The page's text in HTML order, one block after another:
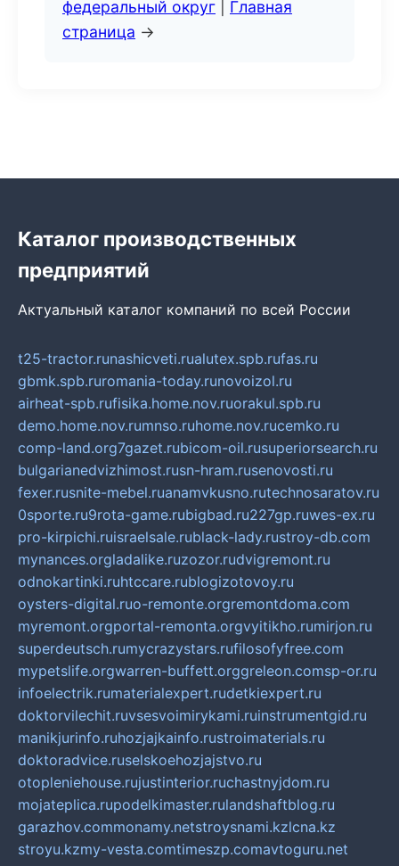
федеральный округ
Главная
страница →
Каталог производственных
предприятий
Актуальный каталог компаний по всей России
t25-tractor.runashicveti.rualutex.spb.rufas.ru
gbmk.spb.ruromania-today.runovoizol.ru
airheat-spb.rufisika.home.nov.ruorakul.spb.ru
demo.home.nov.rumnso.ruhome.nov.rucemko.ru
comp-land.org7gazet.rubicom-oil.rusuperiorsearch.ru
bulgarianedvizhimost.rusn-hram.rusenovosti.ru
fexer.rusnite-mebel.ruanamvkusno.rutechnosaratov.ru
0sporte.ru9rota-game.rubigbad.ru227gp.ruwes-ex.ru
pro-kirpichi.ruisraelsale.rublack-lady.rustroy-db.com
mynances.orgladalike.ruzozor.rudvigremont.ru
odnokartinki.ruhtccare.rublogizotovoy.ru
oysters-digital.ruo-remonte.orgremontdoma.com
myremont.orgportal-remonta.orgvyitikho.rumirjon.ru
superdeutsch.rumycrazystars.rufilosofyfree.com
mypetslife.orgwarren-buffett.orggreleon.comsp-or.ru
infoelectrik.rumaterialexpert.rudetkiexpert.ru
doktorvilechit.ruvsesvoimirykami.ruinstrumentgid.ru
manikjurinfo.ruhozjajkainfo.rustroimaterials.ru
doktoradvice.ruselskoehozjajstvo.ru
otopleniehouse.rujustinterior.ruchastnyjdom.ru
mojateplica.rupodelkimaster.rulandshaftblog.ru
garazhov.commonamy.netstroysnami.kzlcna.kz
stroyu.kzmy-vesta.comtimeszp.comavtoguru.net